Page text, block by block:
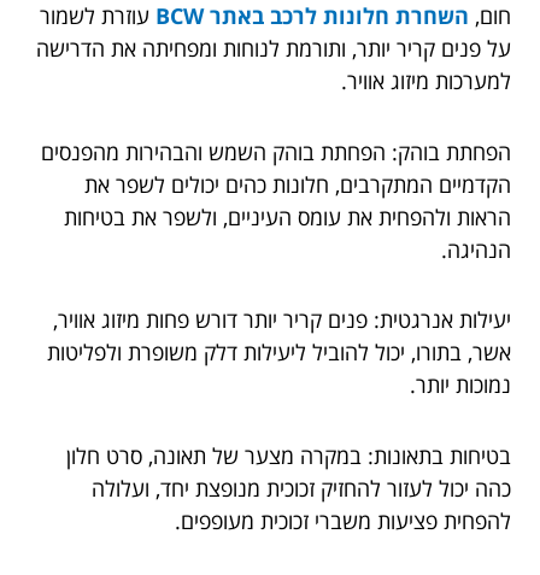
חום, השחרת חלונות לרכב באתר BCW
עוזרת לשמור
על פנים קריר יותר, ותורמת לנוחות ומפחיתה את הדרישה
למערכות מיזוג אוויר.
הפחתת בוהק: הפחתת בוהק השמש והבהירות מהפנסים
הקדמיים המתקרבים, חלונות כהים יכולים לשפר את
הראות ולהפחית את עומס העיניים, ולשפר את בטיחות
הנהיגה.
יעילות אנרגטית: פנים קריר יותר דורש פחות מיזוג אוויר,
אשר, בתורו, יכול להוביל ליעילות דלק משופרת ולפליטות
נמוכות יותר.
בטיחות בתאונות: במקרה מצער של תאונה, סרט חלון
כהה יכול לעזור להחזיק זכוכית מנופצת יחד, ועלולה
להפחית פציעות משברי זכוכית מעופפים.